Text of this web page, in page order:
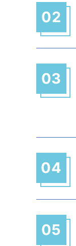
02
03
04
05